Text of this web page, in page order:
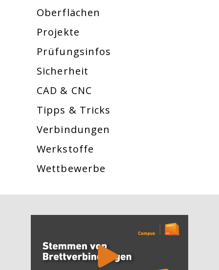
Oberflächen
Projekte
Prüfungsinfos
Sicherheit
CAD & CNC
Tipps & Tricks
Verbindungen
Werkstoffe
Wettbewerbe
[Cocoon] About (Text with Image) überspringen